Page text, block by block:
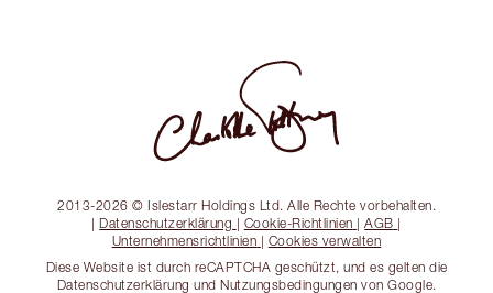
2013-2026 © Islestarr Holdings Ltd. Alle Rechte vorbehalten.
| Datenschutzerklärung | Cookie-Richtlinien |AGB |
Unternehmensrichtlinien | Cookies verwalten
Diese Website ist durch reCAPTCHA geschützt, und es gelten die
Datenschutzerklärung und Nutzungsbedingungen von Google.